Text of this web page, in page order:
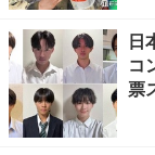
日
コ
票